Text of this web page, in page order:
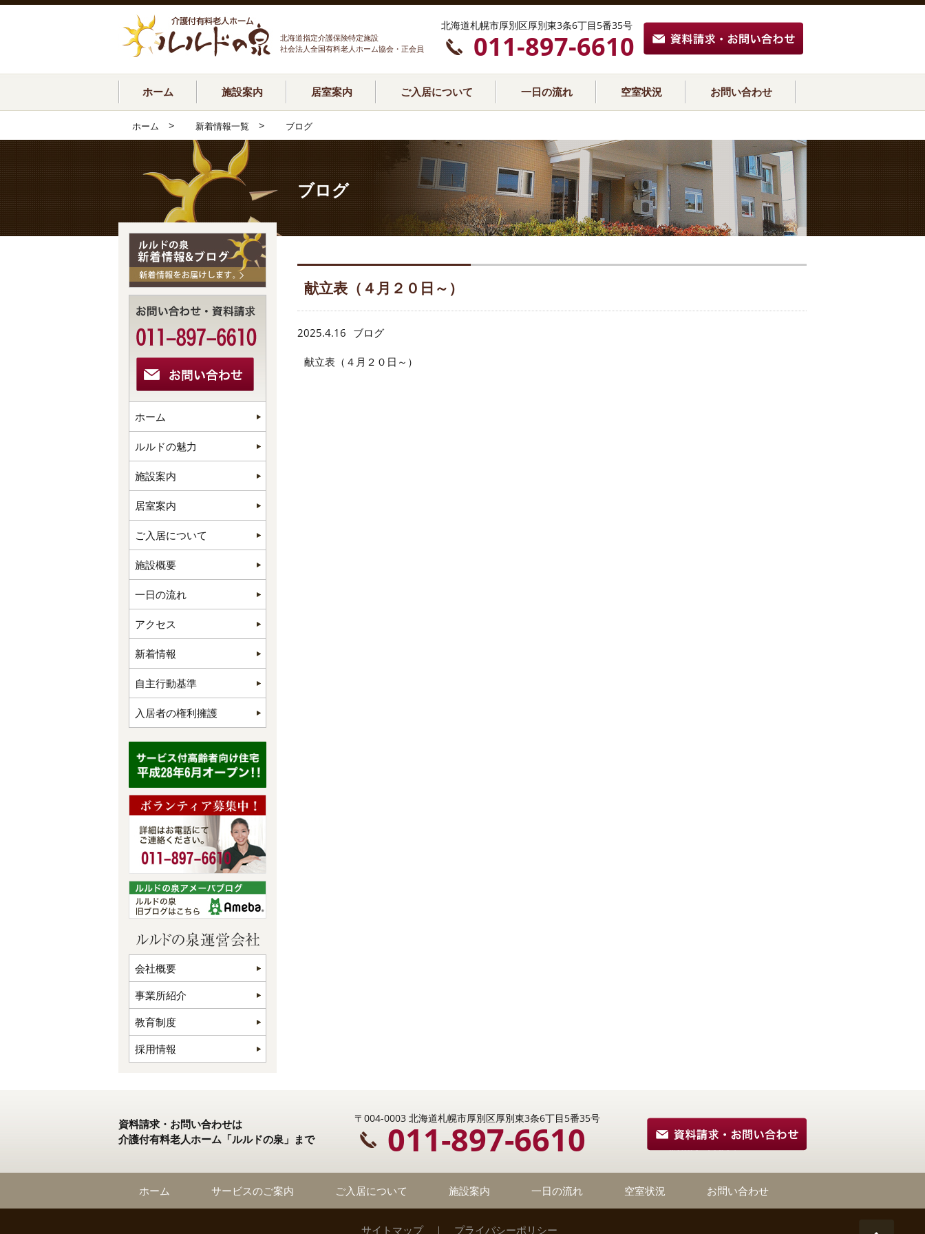
北海道指定介護保険特定施設
社会法人全国有料老人ホーム協会・正会員
北海道札幌市厚別区厚別東3条6丁目5番35号
011-897-6610
ホーム 施設案内 居室案内 ご入居について 一日の流れ 空室状況 お問い合わせ
ホーム > 新着情報一覧 > ブログ
ブログ
献立表（４月２０日～）
2025.4.16 ブログ
献立表（４月２０日～）
ホーム
ルルドの魅力
施設案内
居室案内
ご入居について
施設概要
一日の流れ
アクセス
新着情報
自主行動基準
入居者の権利擁護
会社概要
事業所紹介
教育制度
採用情報
資料請求・お問い合わせは
介護付有料老人ホーム「ルルドの泉」まで
〒004-0003 北海道札幌市厚別区厚別東3条6丁目5番35号
011-897-6610
ホーム サービスのご案内 ご入居について 施設案内 一日の流れ 空室状況 お問い合わせ
サイトマップ｜ プライバシーポリシー